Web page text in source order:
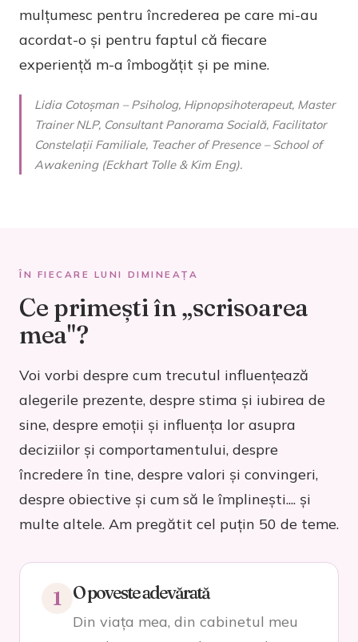
mulțumesc pentru încrederea pe care mi-au
acordat-o și pentru faptul că fiecare
experiență m-a îmbogățit și pe mine.
Lidia Cotoșman – Psiholog, Hipnopsihoterapeut, Master
Trainer NLP, Consultant Panorama Socială, Facilitator
Constelații Familiale, Teacher of Presence – School of
Awakening (Eckhart Tolle & Kim Eng).
ÎN FIECARE LUNI DIMINEAȚA
Ce primești în „scrisoarea
mea"?
Voi vorbi despre cum trecutul influențează
alegerile prezente, despre stima și iubirea de
sine, despre emoții și influența lor asupra
deciziilor și comportamentului, despre
încredere în tine, despre valori și convingeri,
despre obiective și cum să le împlinești.... și
multe altele. Am pregătit cel puțin 50 de teme.
1 O poveste adevărată
Din viața mea, din cabinetul meu